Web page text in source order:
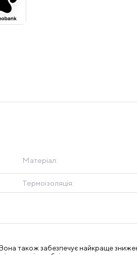
Матеріал:
Термоізоляція:
також забезпечує найкраще